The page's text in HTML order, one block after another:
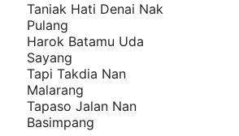
Taniak Hati Denai Nak
Pulang
Harok Batamu Uda
Sayang
Tapi Takdia Nan
Malarang
Tapaso Jalan Nan
Basimpang